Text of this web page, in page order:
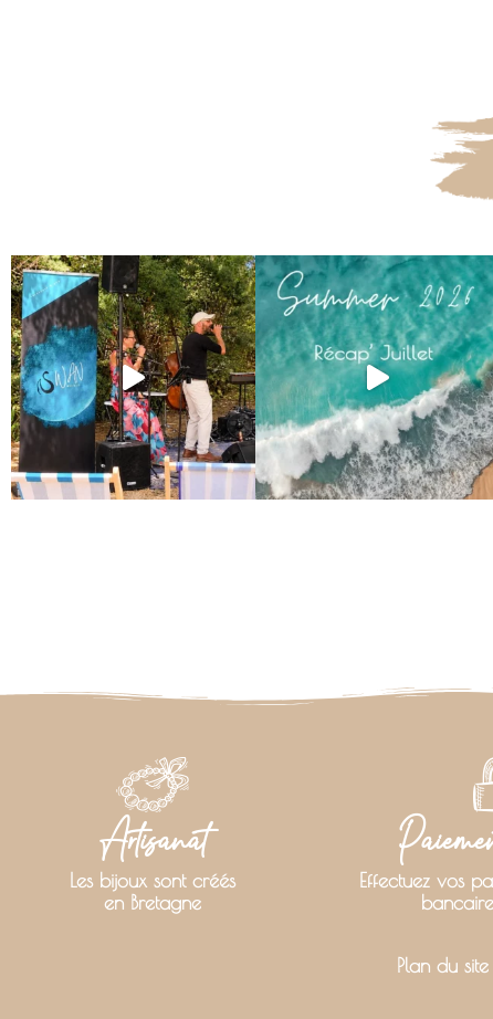
Artisanat
Les bijoux sont créés
en Bretagne
Effectuez vos
Plan du site